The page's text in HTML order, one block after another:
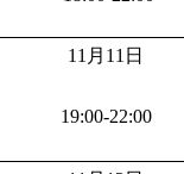
11月11日
19:00-22:00